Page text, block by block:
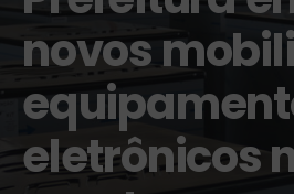
novos
eletrônicos